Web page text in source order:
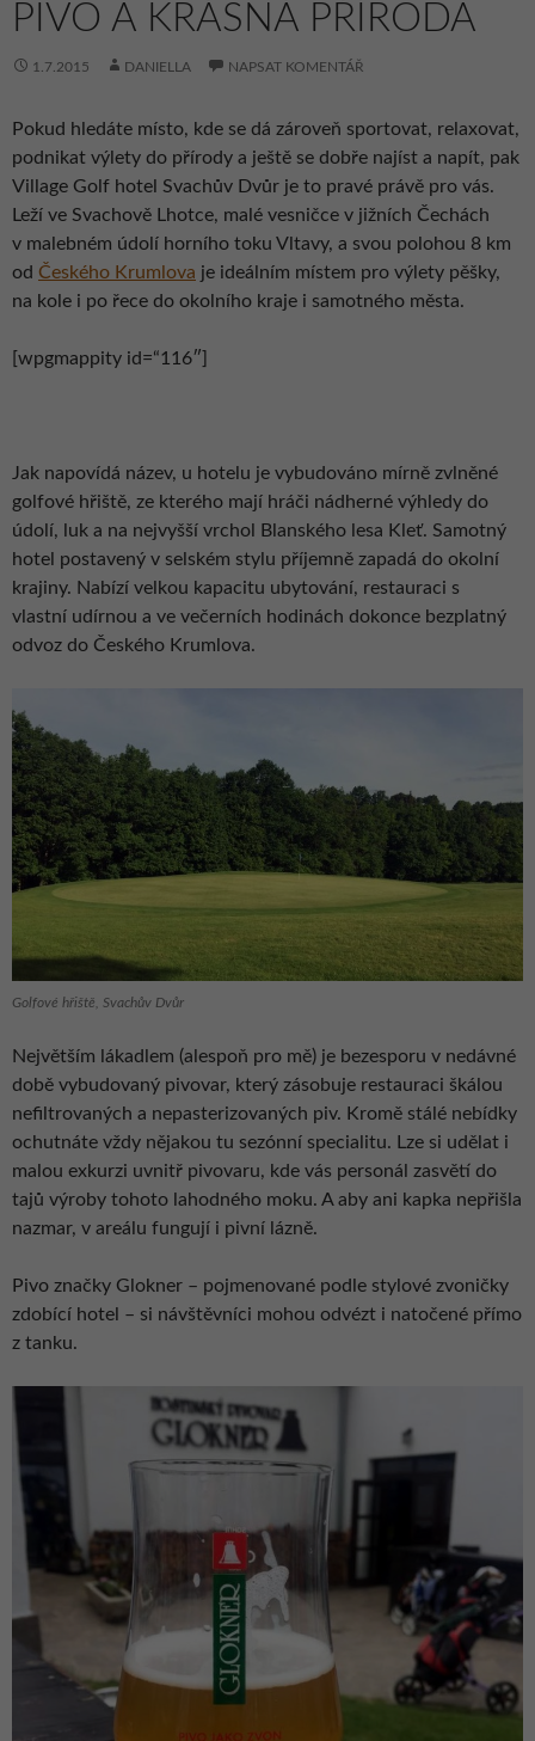
PIVO A KRÁSNÁ PŘÍRODA
1.7.2015 DANIELLA NAPSAT KOMENTÁŘ
Pokud hledáte místo, kde se dá zároveň sportovat, relaxovat,
podnikat výlety do přírody a ještě se dobře najíst a napít, pak
Village Golf hotel Svachův Dvůr je to pravé právě pro vás.
Leží ve Svachově Lhotce, malé vesničce v jižních Čechách
v malebném údolí horního toku Vltavy, a svou polohou 8 km
od Českého Krumlova je ideálním místem pro výlety pěšky,
na kole i po řece do okolního kraje i samotného města.
[wpgmappity id=“116″]
Jak napovídá název, u hotelu je vybudováno mírně zvlněné
golfové hřiště, ze kterého mají hráči nádherné výhledy do
údolí, luk a na nejvyšší vrchol Blanského lesa Kleť. Samotný
hotel postavený v selském stylu příjemně zapadá do okolní
krajiny. Nabízí velkou kapacitu ubytování, restauraci s
vlastní udírnou a ve večerních hodinách dokonce bezplatný
odvoz do Českého Krumlova.
Golfové hřiště, Svachův Dvůr
Největším lákadlem (alespoň pro mě) je bezesporu v nedávné
době vybudovaný pivovar, který zásobuje restauraci škálou
nefiltrovaných a nepasterizovaných piv. Kromě stálé nebídky
ochutnáte vždy nějakou tu sezónní specialitu. Lze si udělat i
malou exkurzi uvnitř pivovaru, kde vás personál zasvětí do
tajů výroby tohoto lahodného moku. A aby ani kapka nepřišla
nazmar, v areálu fungují i pivní lázně.
Pivo značky Glokner – pojmenované podle stylové zvoničky
zdobící hotel – si návštěvníci mohou odvézt i natočené přímo
z tanku.